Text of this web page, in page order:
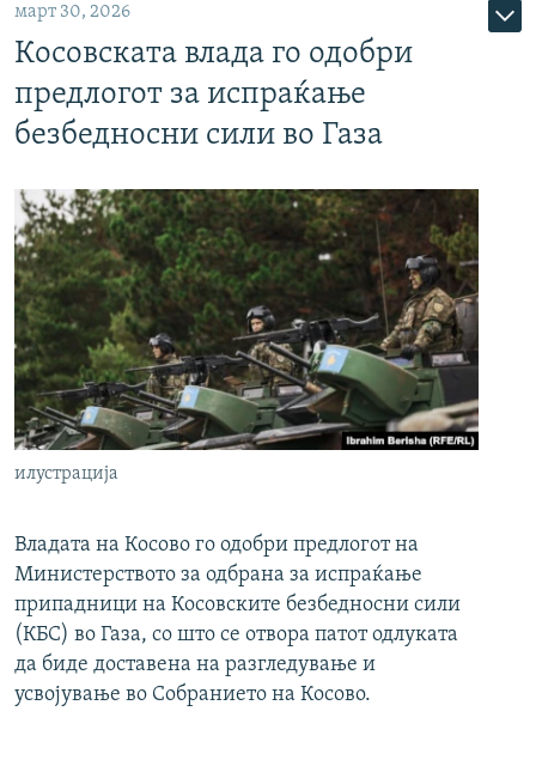
март 30, 2026
Косовската влада го одобри
предлогот за испраќање
безбедносни сили во Газа
илустрација
Владата на Косово го одобри предлогот на
Министерството за одбрана за испраќање
припадници на Косовските безбедносни сили
(КБС) во Газа, со што се отвора патот одлуката
да биде доставена на разгледување и
усвојување во Собранието на Косово.